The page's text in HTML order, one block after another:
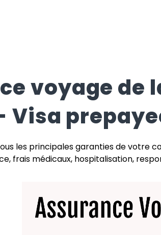
voyage de
Visa
les principales garanties de votre
frais médicaux, hospitalisation,